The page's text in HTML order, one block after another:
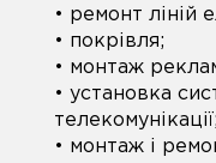
• ремонт ліній
• покрівля;
• монтаж
• установка
телекомунікації;
• монтаж і